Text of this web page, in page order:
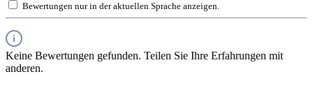
Bewertungen nur in der aktuellen Sprache anzeigen.
Keine Bewertungen gefunden. Teilen Sie Ihre Erfahrungen mit
anderen.